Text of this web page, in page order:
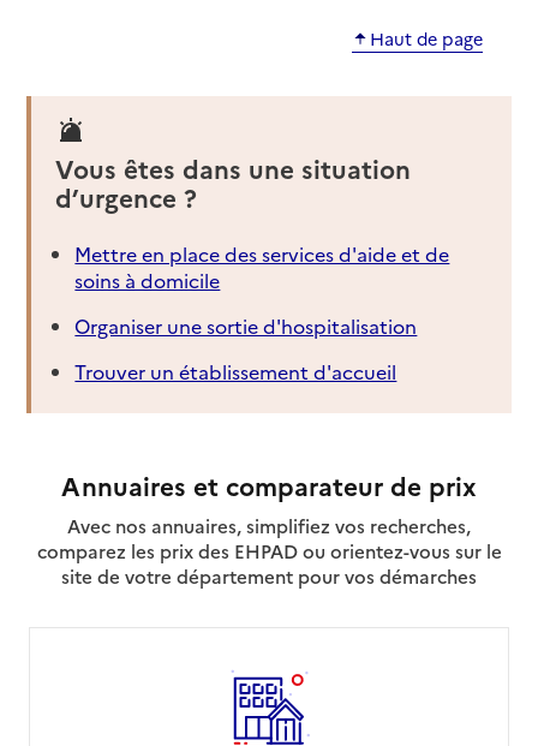
Haut de page
Vous êtes dans une situation
d’urgence ?
Mettre en place des services d'aide et de
soins à domicile
Organiser une sortie d'hospitalisation
Trouver un établissement d'accueil
Annuaires et comparateur de prix
Avec nos annuaires, simplifiez vos recherches,
comparez les prix des EHPAD ou orientez-vous sur le
site de votre département pour vos démarches